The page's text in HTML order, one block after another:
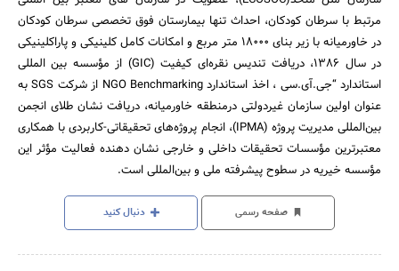
مرتبط با سرطان کودکان، احداث تنها بیمارستان فوق تخصصی سرطان کودکان
در خاورمیانه با زیر بنای 18000 متر مربع و امکانات کامل کلینیکی و پاراکلینیکی
در سال 1386، دریافت تندیس نقره‌ای کیفیت (GIC) از مؤسسه بین المللی
استاندارد “جی.آی.سی ، اخذ استاندارد NGO Benchmarking از شرکت SGS به
عنوان اولین سازمان غیردولتی درمنطقه خاورمیانه، دریافت نشان طلای انجمن
بین‌المللی مدیریت پروژه (IPMA)، انجام پروژه‌های تحقیقاتی-کاربردی با همکاری
معتبرترین مؤسسات تحقیقات داخلی و خارجی نشان دهنده فعالیت مؤثر این
مؤسسه خیریه در سطوح پیشرفته ملی و بین‌المللی است.
صفحه رسمی دنبال کنید